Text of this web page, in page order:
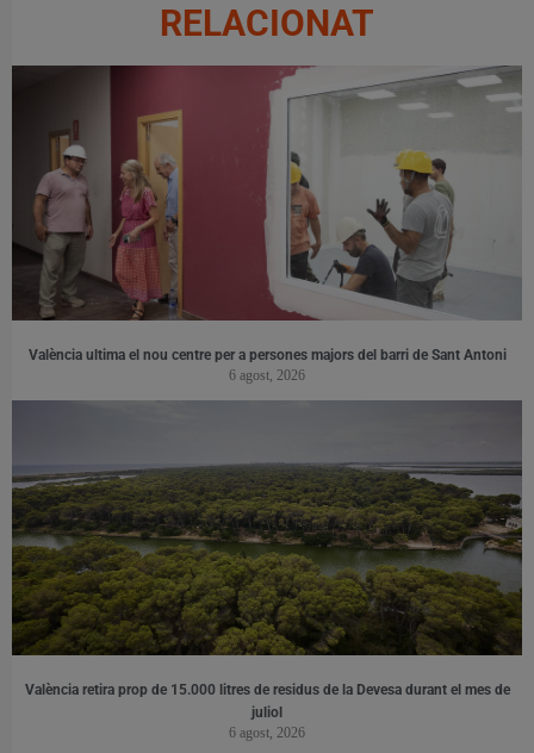
RELACIONAT
València ultima el nou centre per a persones majors del barri de Sant Antoni
6 agost, 2026
València retira prop de 15.000 litres de residus de la Devesa durant el mes de
juliol
6 agost, 2026